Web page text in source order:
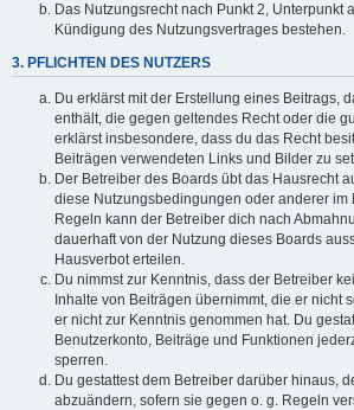
Das Nutzungsrecht nach Punkt 2, Unterpunkt
Kündigung des Nutzungsvertrages bestehen.
3. PFLICHTEN DES NUTZERS
Du erklärst mit der Erstellung eines Beitrags,
enthält, die gegen geltendes Recht oder die
erklärst insbesondere, dass du das Recht
Beiträgen verwendeten Links und Bilder zu
Der Betreiber des Boards übt das Hausrecht
diese Nutzungsbedingungen oder anderer im
Regeln kann der Betreiber dich nach
dauerhaft von der Nutzung dieses Boards
Hausverbot erteilen.
Du nimmst zur Kenntnis, dass der Betreiber
Inhalte von Beiträgen übernimmt, die er nicht
er nicht zur Kenntnis genommen hat. Du
Benutzerkonto, Beiträge und Funktionen
sperren.
Du gestattest dem Betreiber darüber hinaus,
abzuändern, sofern sie gegen o. g. Regeln